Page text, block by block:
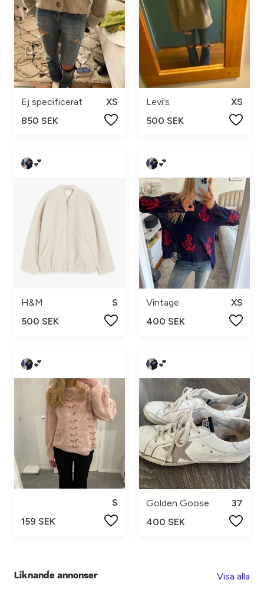
Ej specificerat
XS
850 SEK
Levi's
XS
500 SEK
💕
H&M
S
500 SEK
💕
Vintage
XS
400 SEK
💕
S
159 SEK
💕
Golden Goose
37
400 SEK
Liknande annonser Visa alla